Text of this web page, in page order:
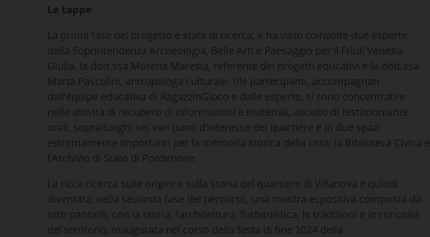
Le tappe
La prima fase del progetto è stata di ricerca, e ha visto coinvolte due esperte
della Soprintendenza Archeologia, Belle Arti e Paesaggio per il Friuli Venezia
Giulia, la dott.ssa Morena Maresia, referente dei progetti educativi e la dott.ssa
Marta Pascolini, antropologa culturale. I/le partecipanti, accompagnati
dall’équipe educativa di RagazzinGioco e dalle esperte, si sono concentrati/e
nelle attività di recupero di informazioni e materiali, ascolto di testimonianze
orali, sopralluoghi nei vari punti d’interesse del quartiere e in due spazi
estremamente importanti per la memoria storica della città: la Biblioteca Civica e
l’Archivio di Stato di Pordenone.
La ricca ricerca sulle origini e sulla storia del quartiere di Villanova è quindi
diventata, nella seconda fase del percorso, una mostra espositiva composta da
otto pannelli, con la storia, l’architettura, l’urbanistica, le tradizioni e le curiosità
del territorio, inaugurata nel corso della festa di fine 2024 della